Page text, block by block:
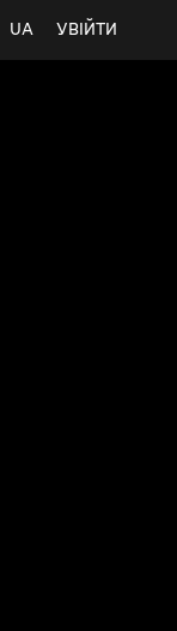
УВІЙТИ
UA